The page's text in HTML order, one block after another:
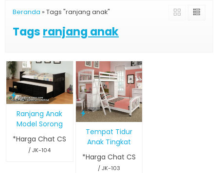
Beranda » Tags "ranjang anak"
Tags ranjang anak
Ranjang Anak
Model Sorong
*Harga Chat CS
/ JK-104
Tempat Tidur
Anak Tingkat
*Harga Chat CS
/ JK-103